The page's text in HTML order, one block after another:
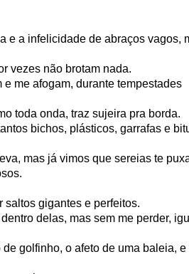
e a infelicidade de abraços vagos,
vezes não brotam nada.
me afogam, durante tempestades
toda onda, traz sujeira pra borda.
bichos, plásticos, garrafas e
mas já vimos que sereias te
saltos gigantes e perfeitos.
delas, mas sem me perder,
golfinho, o afeto de uma baleia, e